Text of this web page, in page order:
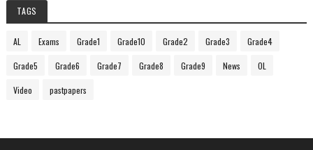
TAGS
AL Exams Grade1 Grade10 Grade2 Grade3 Grade4
Grade5 Grade6 Grade7 Grade8 Grade9 News OL
Video pastpapers